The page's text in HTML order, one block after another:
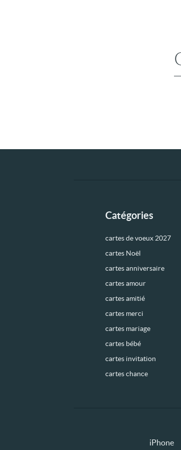
Catégories
cartes de voeux 2027
cartes Noël
cartes anniversaire
cartes amour
cartes amitié
cartes merci
cartes mariage
cartes bébé
cartes invitation
cartes chance
iPhone